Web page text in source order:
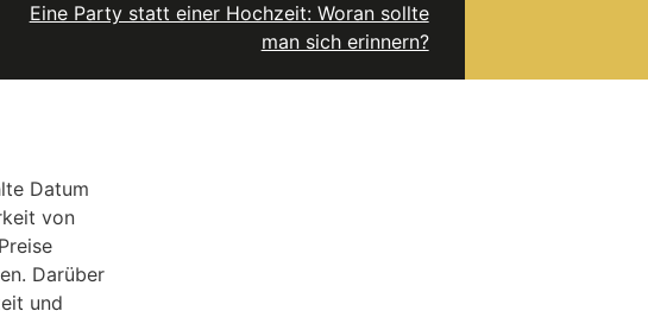
Eine Party statt einer Hochzeit: Woran sollte
man sich erinnern?
Datum
von
Darüber
und